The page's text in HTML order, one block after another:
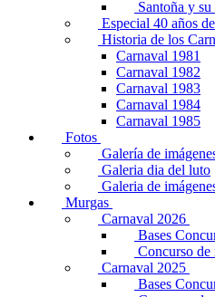
Santoña y
Especial 40 años
Historia de los
Carnaval 1981
Carnaval 1982
Carnaval 1983
Carnaval 1984
Carnaval 1985
Fotos
Galería de
Galeria dia del luto
Galeria de
Murgas
Carnaval 2026
Bases
Concurso de
Carnaval 2025
Bases